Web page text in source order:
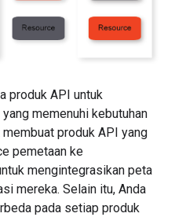
produk API untuk
memenuhi kebutuhan
produk API yang
pemetaan ke
mengintegrasikan peta
mereka. Selain itu, Anda
pada setiap produk